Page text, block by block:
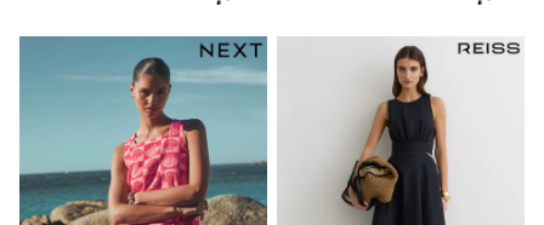
Polka Dots
THE SET
World Cup
Knitwear
Loungewear
Nightwear & Pyjamas
Occasionwear
Pants & Leggings
Schoolwear